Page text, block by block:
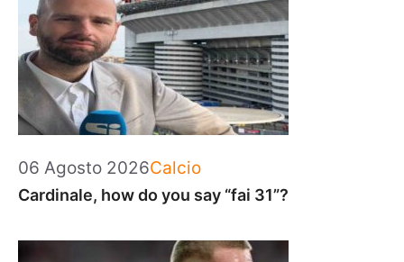
06 Agosto 2026Categorie
Calcio
Cardinale, how do you say “fai 31”?